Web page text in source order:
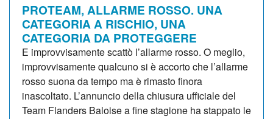
PROTEAM, ALLARME ROSSO. UNA
CATEGORIA A RISCHIO, UNA
CATEGORIA DA PROTEGGERE
E improvvisamente scattò l’allarme rosso. O meglio,
improvvisamente qualcuno si è accorto che l’allarme
rosso suona da tempo ma è rimasto finora
inascoltato. L’annuncio della chiusura ufficiale del
Team Flanders Baloise a fine stagione ha stappato le